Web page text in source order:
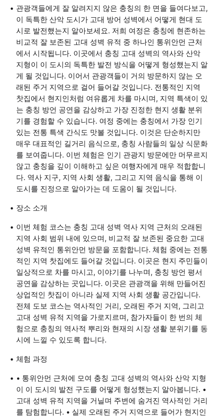
관광객들에게 잘 알려지지 않은 충칭의 한 면을 들여다보고,
이 독특한 산악 도시가 고대 방어 성벽에서 어떻게 현대 도
시로 발전했는지 알아보세요. 저희 여정은 충칭에 현존하는
비교적 잘 보존된 고대 성벽 유적 중 하나인 통위안먼 근처
에서 시작됩니다. 이곳에서 충칭 고대 성벽의 역사와 산악
지형이 이 도시의 독특한 발전 방식을 어떻게 형성했는지 알
게 될 것입니다. 이어서 관광객들이 거의 방문하지 않는 오
래된 주거 지역으로 걸어 들어갈 것입니다. 전통적인 지역
찻집에서 현지인처럼 여유롭게 차를 마시며, 지역 특색이 있
는 충칭 방언 공연을 감상하고 가장 진정한 현지 생활 분위
기를 경험할 수 있습니다. 여정 중에는 충칭에서 가장 인기
있는 전통 특색 간식도 맛볼 것입니다. 이것은 단순하지만
매우 대표적인 길거리 음식으로, 충칭 사람들의 일상 식문화
를 보여줍니다. 이번 체험은 인기 관광지 방문에만 머무르지
않고 충칭을 깊이 이해하고 싶은 여행자에게 매우 적합합니
다. 역사 지구, 지역 사회 생활, 그리고 지역 음식을 통해 이
도시를 진정으로 알아가는 데 도움이 될 것입니다.
장소 소개
이번 체험 코스는 충칭 고대 성벽 역사 지역 근처의 오래된
지역 사회 범위 내에 있으며, 비교적 잘 보존된 중요한 고대
성벽 유적인 통위안먼 방문을 포함합니다. 체험 중에는 전통
적인 지역 찻집에도 들어갈 것입니다. 이곳은 현지 주민들이
일상적으로 차를 마시고, 이야기를 나누며, 충칭 방언 평서
공연을 감상하는 곳입니다. 이곳은 관광객을 위해 만들어진
상업적인 찻집이 아니라 실제 지역 사회 생활 공간입니다.
전체 도보 코스는 역사적인 거리, 오래된 주거 지역, 그리고
고대 성벽 유적 지역을 가로지르며, 참가자들이 한 번의 체
험으로 충칭의 역사적 뿌리와 현재의 시장 생활 분위기를 동
시에 느낄 수 있도록 합니다.
체험 과정
• 통위안먼 근처에 모여 충칭 고대 성벽의 역사와 산악 지형
이 이 도시의 발전 구도를 어떻게 형성했는지 알아봅니다. •
고대 성벽 유적 지역을 거닐며 주변에 숨겨진 역사적인 거리
를 탐험합니다. • 실제 오래된 주거 지역으로 들어가 현지인